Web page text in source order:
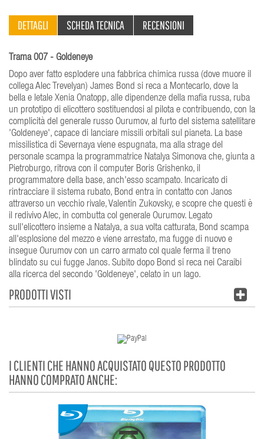
DETTAGLI SCHEDA TECNICA RECENSIONI
Trama 007 - Goldeneye
Dopo aver fatto esplodere una fabbrica chimica russa (dove muore il
collega Alec Trevelyan) James Bond si reca a Montecarlo, dove la
bella e letale Xenia Onatopp, alle dipendenze della mafia russa, ruba
un prototipo di elicottero sostituendosi al pilota e contribuendo, con la
complicità del generale russo Ourumov, al furto del sistema satellitare
'Goldeneye', capace di lanciare missili orbitali sul pianeta. La base
missilistica di Severnaya viene espugnata, ma alla strage del
personale scampa la programmatrice Natalya Simonova che, giunta a
Pietroburgo, ritrova con il computer Boris Grishenko, il
programmatore della base, anch'esso scampato. Incaricato di
rintracciare il sistema rubato, Bond entra in contatto con Janos
attraverso un vecchio rivale, Valentin Zukovsky, e scopre che questi è
il redivivo Alec, in combutta col generale Ourumov. Legato
sull'elicottero insieme a Natalya, a sua volta catturata, Bond scampa
all'esplosione del mezzo e viene arrestato, ma fugge di nuovo e
insegue Ourumov con un carro armato col quale ferma il treno
blindato su cui fugge Janos. Subito dopo Bond si reca nei Caraibi
alla ricerca del secondo 'Goldeneye', celato in un lago.
PRODOTTI VISTI
I CLIENTI CHE HANNO ACQUISTATO QUESTO PRODOTTO
HANNO COMPRATO ANCHE: